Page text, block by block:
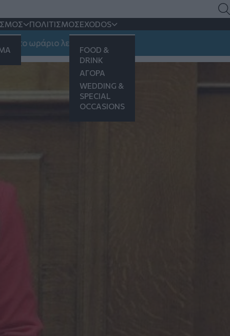
ΠΟΛΙΤΙΣΜΟΣEXODOS
FOOD &
DRINK
ΑΓΟΡΑ
WEDDING &
SPECIAL
OCCASIONS
λειτουργίας
στη Θεσσαλονίκη